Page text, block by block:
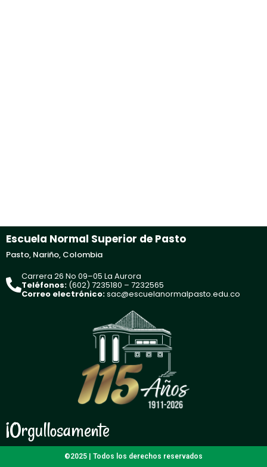
Escuela Normal Superior de Pasto
Pasto, Nariño, Colombia
Carrera 26 No 09–05 La Aurora
Teléfonos: (602) 7235180 – 7232565
Correo electrónico:sac@escuelanormalpasto.edu.co
¡Orgullosamente
©2025 | Todos los derechos reservados